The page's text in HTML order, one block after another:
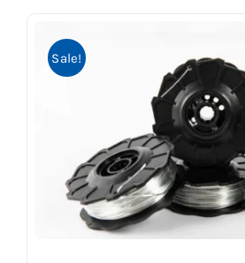
The
options
may
be
chosen
on
the
product
Sale!